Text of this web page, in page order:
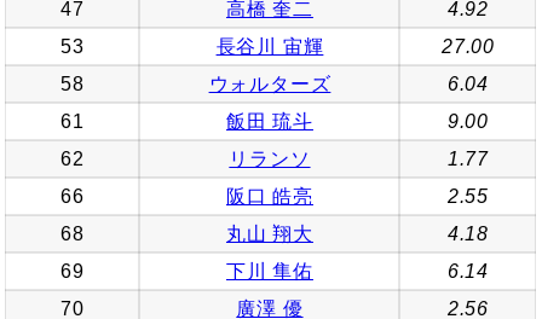
47
高橋 奎二
4.92
53
長谷川 宙輝
27.00
58
ウォルターズ
6.04
61
飯田 琉斗
9.00
62
リランソ
1.77
66
阪口 皓亮
2.55
68
丸山 翔大
4.18
69
下川 隼佑
6.14
70
廣澤 優 2.56